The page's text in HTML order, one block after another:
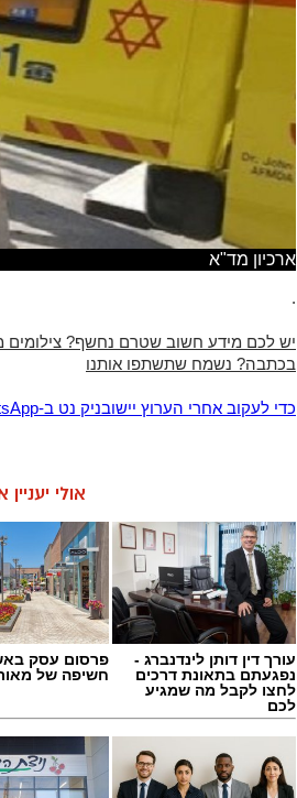
ארכיון מד"א
.
יש לכם מידע חשוב שטרם נחשף? צילומים
בכתבה? נשמח שתשתפו אותנו
‏כדי לעקוב אחרי הערוץ יישובניק נט ב-WhatsApp:‏‏‏
אולי
עורך דין דותן לינדנברג -
נפגעתם בתאונת דרכים
לחצו לקבל מה שמגיע
לכם
פרסום עסק
חשיפה של